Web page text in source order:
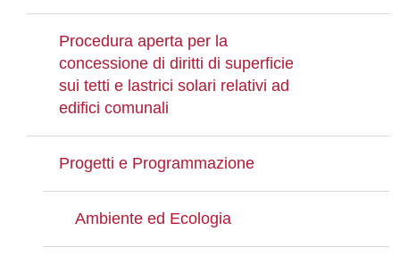
Procedura aperta per la
concessione di diritti di superficie
sui tetti e lastrici solari relativi ad
edifici comunali
Progetti e Programmazione
Ambiente ed Ecologia